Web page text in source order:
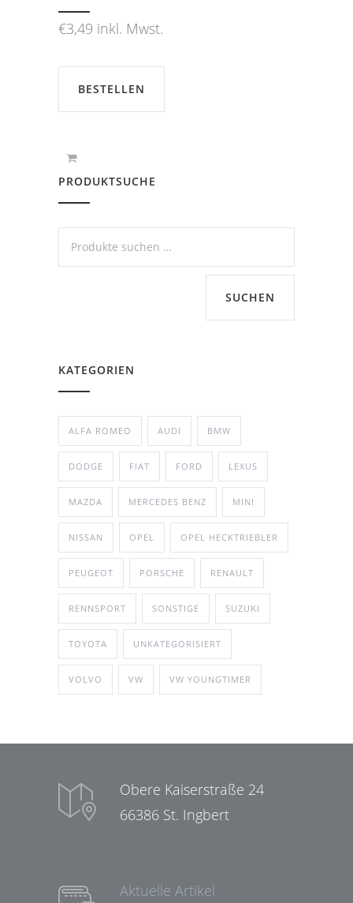
€3,49 inkl. Mwst.
BESTELLEN
PRODUKTSUCHE
SUCHEN
KATEGORIEN
ALFA ROMEO AUDI BMW
DODGE FIAT FORD LEXUS
MAZDA MERCEDES BENZ MINI
NISSAN OPEL OPEL HECKTRIEBLER
PEUGEOT PORSCHE RENAULT
RENNSPORT SONSTIGE SUZUKI
TOYOTA UNKATEGORISIERT
VOLVO VW VW YOUNGTIMER
Obere Kaiserstraße 24
66386 St. Ingbert
Aktuelle Artikel